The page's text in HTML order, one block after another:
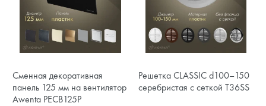
Сменная декоративная
панель 125 мм на вентилятор
Awenta PECB125P
Решетка CLASSIC d100–150
серебристая с сеткой T36SS